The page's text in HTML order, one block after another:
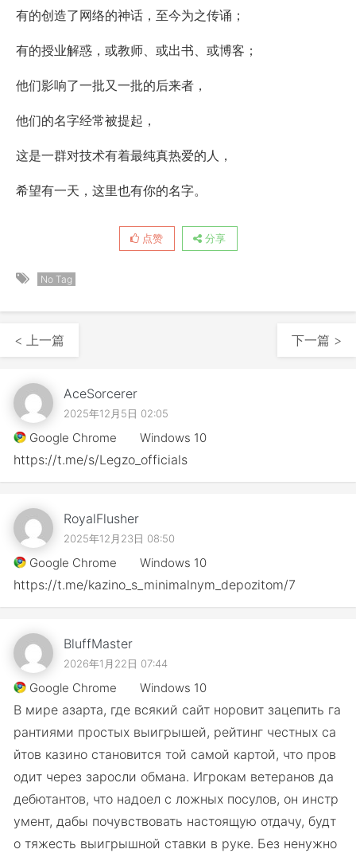
有的创造了网络的神话，至今为之传诵；
有的授业解惑，或教师、或出书、或博客；
他们影响了一批又一批的后来者，
他们的名字经常被提起，
这是一群对技术有着最纯真热爱的人，
希望有一天，这里也有你的名字。
点赞 分享
No Tag
< 上一篇 下一篇 >
AceSorcerer
2025年12月5日 02:05
Google Chrome Windows 10
https://t.me/s/Legzo_officials
RoyalFlusher
2025年12月23日 08:50
Google Chrome Windows 10
https://t.me/kazino_s_minimalnym_depozitom/7
BluffMaster
2026年1月22日 07:44
Google Chrome Windows 10
В мире азарта, где всякий сайт норовит зацепить га
рантиями простых выигрышей, рейтинг честных са
йтов казино становится той самой картой, что пров
одит через заросли обмана. Игрокам ветеранов да
дебютантов, что надоел с ложных посулов, он инстр
умент, дабы почувствовать настоящую отдачу, будт
о тяжесть выигрышной ставки в руке. Без ненужно